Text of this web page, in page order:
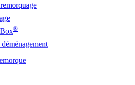
®